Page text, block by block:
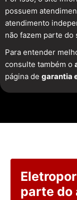
possuem
atendimento
não fazem parte do
Para entender
consulte também o
página de garantia
parte do